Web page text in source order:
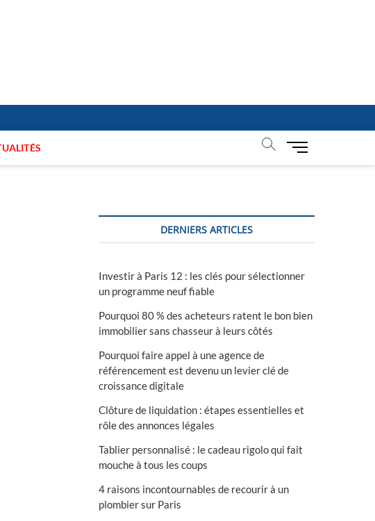
M
n
DERNIERS ARTICLES
Investir à Paris 12 : les clés pour sélectionner
un programme neuf fiable
Pourquoi 80 % des acheteurs ratent le bon bien
immobilier sans chasseur à leurs côtés
Pourquoi faire appel à une agence de
référencement est devenu un levier clé de
croissance digitale
Clôture de liquidation : étapes essentielles et
rôle des annonces légales
Tablier personnalisé : le cadeau rigolo qui fait
mouche à tous les coups
4 raisons incontournables de recourir à un
plombier sur Paris